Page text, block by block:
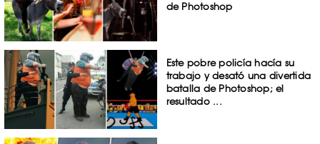
de Photoshop
Este pobre policía hacía su
trabajo y desató una divertida
batalla de Photoshop; el
resultado ...